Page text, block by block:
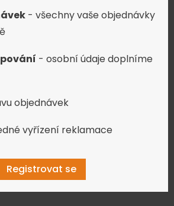
- všechny vaše objednávky
- osobní údaje doplníme
objednávek
vyřízení reklamace
Registrovat se